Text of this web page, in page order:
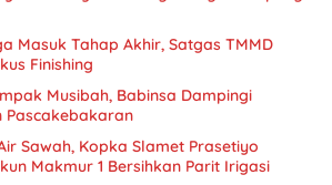
Masuk Tahap Akhir, Satgas TMMD
Finishing
Musibah, Babinsa Dampingi
Pascakebakaran
Sawah, Kopka Slamet Prasetiyo
Makmur 1 Bersihkan Parit Irigasi